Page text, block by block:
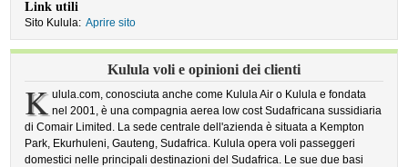
Link utili
Sito Kulula: Aprire sito
Kulula voli e opinioni dei clienti
K ulula.com, conosciuta anche come Kulula Air o Kulula e fondata
nel 2001, è una compagnia aerea low cost Sudafricana sussidiaria
di Comair Limited. La sede centrale dell'azienda è situata a Kempton
Park, Ekurhuleni, Gauteng, Sudafrica. Kulula opera voli passeggeri
domestici nelle principali destinazioni del Sudafrica. Le sue due basi